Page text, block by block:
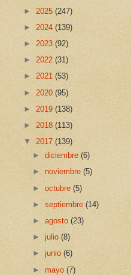
► 2025 (247)
► 2024 (139)
► 2023 (92)
► 2022 (31)
► 2021 (53)
► 2020 (95)
► 2019 (138)
► 2018 (113)
▼ 2017 (139)
►diciembre(6)
►noviembre(5)
►octubre(5)
►septiembre(14)
►agosto(23)
►julio(8)
►junio(6)
►mayo(7)